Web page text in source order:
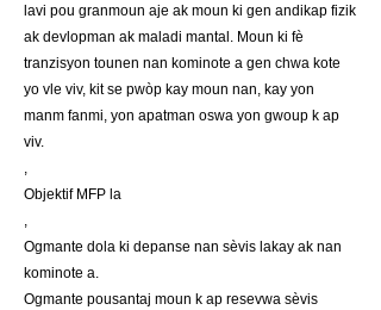
lavi pou granmoun aje ak moun ki gen andikap fizik
ak devlopman ak maladi mantal. Moun ki fè
tranzisyon tounen nan kominote a gen chwa kote
yo vle viv, kit se pwòp kay moun nan, kay yon
manm fanmi, yon apatman oswa yon gwoup k ap
viv.
,
Objektif MFP la
,
Ogmante dola ki depanse nan sèvis lakay ak nan
kominote a.
Ogmante pousantaj moun k ap resevwa sèvis